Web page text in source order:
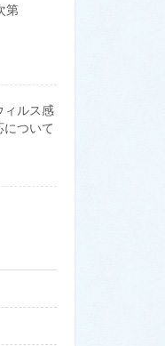
第
ィルス感
ついて